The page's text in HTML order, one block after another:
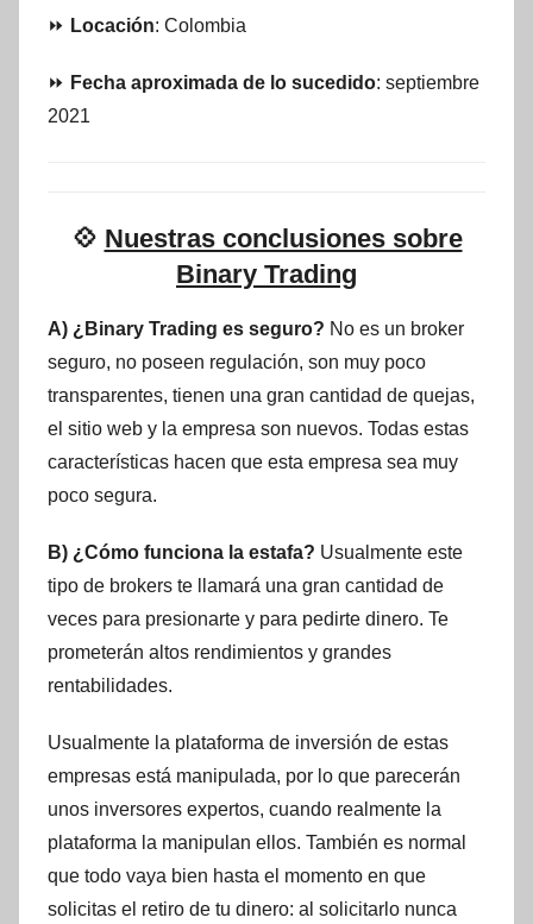
⏩ Locación: Colombia
⏩ Fecha aproximada de lo sucedido: septiembre
2021
💠 Nuestras conclusiones sobre
Binary Trading
A) ¿Binary Trading es seguro? No es un broker
seguro, no poseen regulación, son muy poco
transparentes, tienen una gran cantidad de quejas,
el sitio web y la empresa son nuevos. Todas estas
características hacen que esta empresa sea muy
poco segura.
B) ¿Cómo funciona la estafa? Usualmente este
tipo de brokers te llamará una gran cantidad de
veces para presionarte y para pedirte dinero. Te
prometerán altos rendimientos y grandes
rentabilidades.
Usualmente la plataforma de inversión de estas
empresas está manipulada, por lo que parecerán
unos inversores expertos, cuando realmente la
plataforma la manipulan ellos. También es normal
que todo vaya bien hasta el momento en que
solicitas el retiro de tu dinero: al solicitarlo nunca